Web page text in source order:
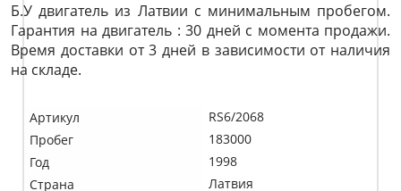
Б.У двигатель из Латвии с минимальным пробегом.
Гарантия на двигатель : 30 дней с момента продажи.
Время доставки от 3 дней в зависимости от наличия
на складе.
Артикул
RS6/2068
Пробег
183000
Год
1998
Страна
Латвия